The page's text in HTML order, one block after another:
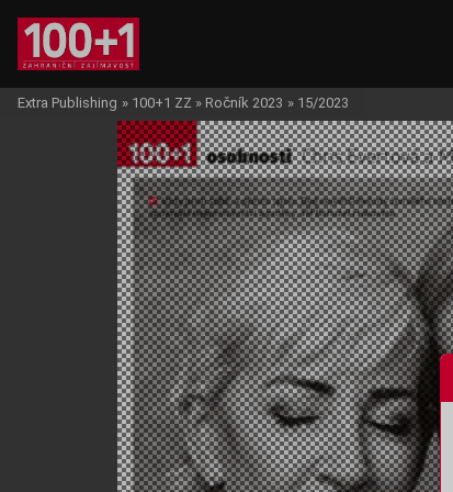
Extra Publishing » 100+1 ZZ » Ročník 2023 » 15/2023